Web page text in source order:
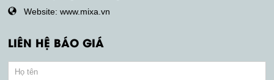
Website: www.mixa.vn
LIÊN HỆ BÁO GIÁ